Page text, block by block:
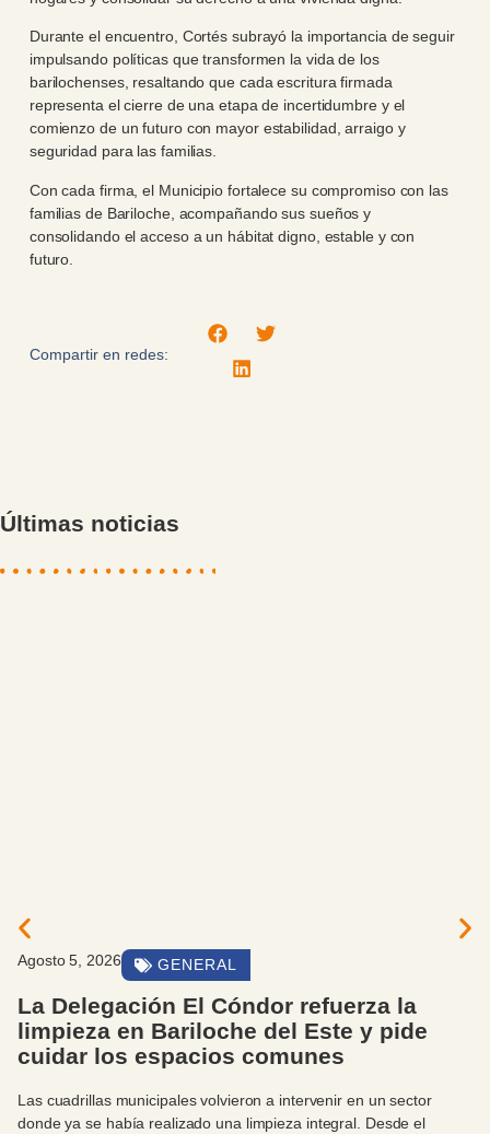
Durante el encuentro, Cortés subrayó la importancia de seguir
impulsando políticas que transformen la vida de los
barilochenses, resaltando que cada escritura firmada
representa el cierre de una etapa de incertidumbre y el
comienzo de un futuro con mayor estabilidad, arraigo y
seguridad para las familias.
Con cada firma, el Municipio fortalece su compromiso con las
familias de Bariloche, acompañando sus sueños y
consolidando el acceso a un hábitat digno, estable y con
futuro.
Compartir en redes:
Últimas noticias
Agosto 5, 2026 GENERAL
La Delegación El Cóndor refuerza la
limpieza en Bariloche del Este y pide
cuidar los espacios comunes
Las cuadrillas municipales volvieron a intervenir en un sector
donde ya se había realizado una limpieza integral. Desde el